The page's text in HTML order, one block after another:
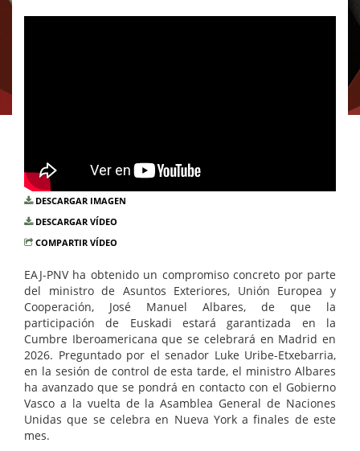
DESCARGAR IMAGEN
DESCARGAR VÍDEO
COMPARTIR VÍDEO
EAJ-PNV ha obtenido un compromiso concreto por parte
del ministro de Asuntos Exteriores, Unión Europea y
Cooperación, José Manuel Albares, de que la
participación de Euskadi estará garantizada en la
Cumbre Iberoamericana que se celebrará en Madrid en
2026. Preguntado por el senador Luke Uribe-Etxebarria,
en la sesión de control de esta tarde, el ministro Albares
ha avanzado que se pondrá en contacto con el Gobierno
Vasco a la vuelta de la Asamblea General de Naciones
Unidas que se celebra en Nueva York a finales de este
mes.